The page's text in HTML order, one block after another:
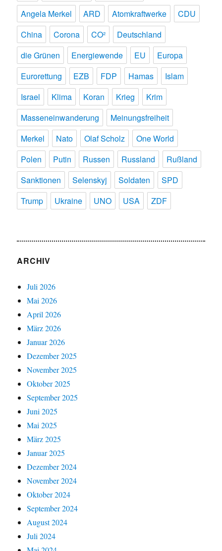
Angela Merkel
ARD Atomkraftwerke
CDU
China
Corona CO²
Deutschland
die Grünen
Energiewende EU
Europa
Eurorettung
EZB FDP Hamas
Islam
Israel
Klima Koran Krieg
Krim
Masseneinwanderung
Meinungsfreiheit
Merkel
Nato Olaf Scholz
One World
Polen
Putin Russen Russland
Rußland
Sanktionen
Selenskyj Soldaten
SPD
Trump
Ukraine UNO USA ZDF
ARCHIV
Juli 2026
Mai 2026
April 2026
März 2026
Januar 2026
Dezember 2025
November 2025
Oktober 2025
September 2025
Juni 2025
Mai 2025
März 2025
Januar 2025
Dezember 2024
November 2024
Oktober 2024
September 2024
August 2024
Juli 2024